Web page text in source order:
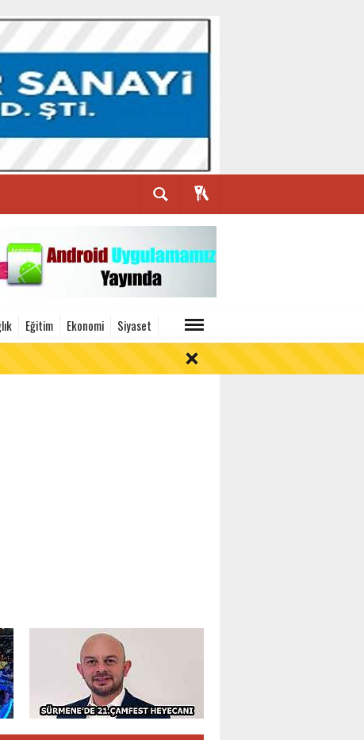
Eğitim Ekonomi Siyaset